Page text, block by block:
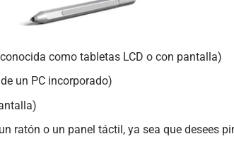
como tabletas LCD o con pantalla)
un PC incorporado)
ratón o un panel táctil, ya sea que desees